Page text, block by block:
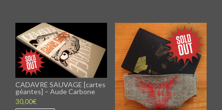
CADAVRE SAUVAGE [cartes
géantes] – Aude Carbone
30,00€